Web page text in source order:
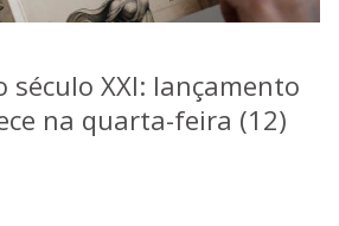
século XXI: lançamento
na quarta-feira (12)